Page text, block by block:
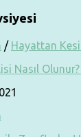
/ Hayattan
Nasıl